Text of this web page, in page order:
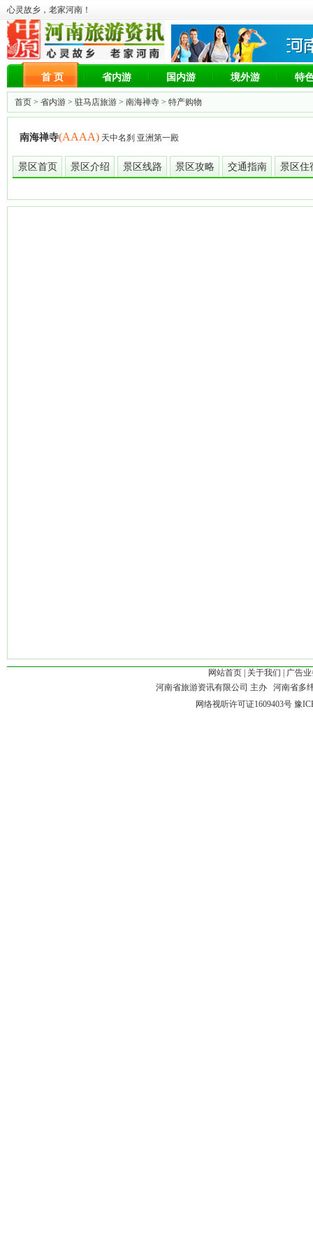
心灵故乡，老家河南！
首 页 省内游 国内游 境外游 特
首页 > 省内游 > 驻马店旅游 > 南海禅寺 > 特产购物
南海禅寺(AAAA) 天中名刹 亚洲第一殿
景区首页 景区介绍 景区线路 景区攻略 交通指南 景区住
网站首页 关于我们
广告
河南省旅游资讯有限公司 主办 河南省多
网络视听许可证1609403号豫